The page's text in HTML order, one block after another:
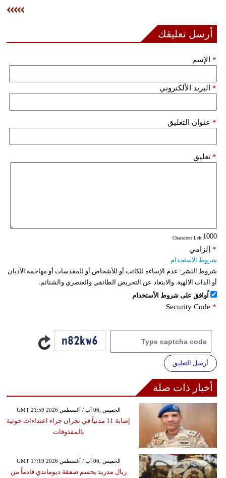
علوم
مدوَّنات
أبراج
أرسل تعليقك
الإسم *
البريد الألكتروني *
عنوان التعليق *
تعليق *
: Characters Left
إلزامي *
شروط الاستخدام
شروط النشر: عدم الإساءة للكاتب أو للأشخاص أو للمقدسات أو مهاجمة الأديان
أو الذات الالهية. والابتعاد عن التحريض الطائفي والعنصري والشتائم.
اُوافق على شروط الأستخدام
Security Code *
أرسل التعليق
أخبار ذات صلة
GMT 21:59 2026 الخميس ,06 آب / أغسطس
إصابة 11 مدنياً في نجران جراء اعتداءات حوثية
بالمقذوفات
GMT 17:19 2026 الخميس ,06 آب / أغسطس
ريال مدريد يحسم صفقة ديوماندي قادماً من